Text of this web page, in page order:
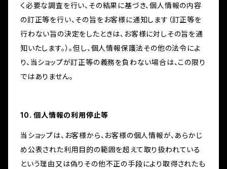
く必要な調査を行い、その結果に基づき、個人情報の内容
の訂正等を行い、その旨をお客様に通知します（訂正等を
行わない旨の決定をしたときは、お客様に対しその旨を通
知いたします。）。但し、個人情報保護法その他の法令によ
り、当ショップが訂正等の義務を負わない場合は、この限り
ではありません。
10. 個人情報の利用停止等
当ショップは、お客様から、お客様の個人情報が、あらかじ
め公表された利用目的の範囲を超えて取り扱われている
という理由又は偽りその他不正の手段により取得されたも